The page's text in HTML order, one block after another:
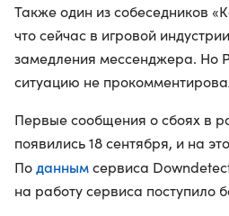
Также один из собеседников
что сейчас в игровой
замедления мессенджера. Но
ситуацию не
Первые сообщения о сбоях в
появились 18 сентября, и на
Поданнымсервиса
на работу сервиса поступило